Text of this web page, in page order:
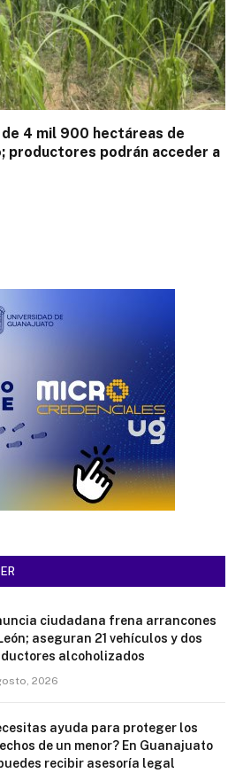
de 4 mil 900 hectáreas de
productores podrán acceder a
ciudadana frena arrancones
aseguran 21 vehículos y dos
alcoholizados
2026
ayuda para proteger los
de un menor? En Guanajuato
recibir asesoría legal